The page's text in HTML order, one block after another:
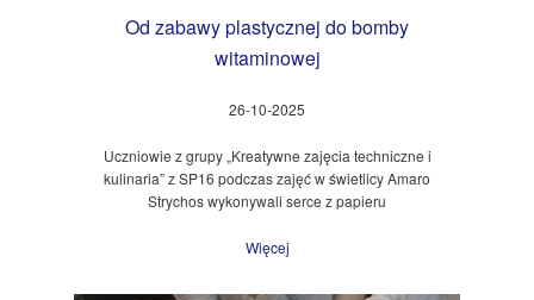
Od zabawy plastycznej do bomby
witaminowej
26-10-2025
Uczniowie z grupy „Kreatywne zajęcia techniczne i
kulinaria” z SP16 podczas zajęć w świetlicy Amaro
Strychos wykonywali serce z papieru
Więcej